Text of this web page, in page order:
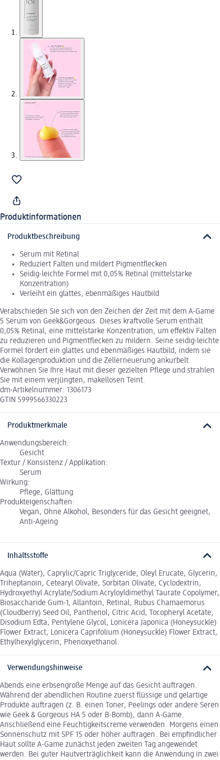
Produktinformationen
Produktbeschreibung
Serum mit Retinal
Reduziert Falten und mildert Pigmentflecken
Seidig-leichte Formel mit 0,05% Retinal (mittelstarke
Konzentration)
Verleiht ein glattes, ebenmäßiges Hautbild
Verabschieden Sie sich von den Zeichen der Zeit mit dem A-Game
5 Serum von Geek&Gorgeous. Dieses kraftvolle Serum enthält
0,05% Retinal, eine mittelstarke Konzentration, um effektiv Falten
zu reduzieren und Pigmentflecken zu mildern. Seine seidig-leichte
Formel fördert ein glattes und ebenmäßiges Hautbild, indem sie
die Kollagenproduktion und die Zellerneuerung ankurbelt.
Verwöhnen Sie Ihre Haut mit dieser gezielten Pflege und strahlen
Sie mit einem verjüngten, makellosen Teint.
dm-Artikelnummer: 1306173
GTIN 5999566330223
Produktmerkmale
Anwendungsbereich:
Gesicht
Textur / Konsistenz / Applikation:
Serum
Wirkung:
Pflege, Glättung
Produkteigenschaften:
Vegan, Ohne Alkohol, Besonders für das Gesicht geeignet,
Anti-Ageing
Inhaltsstoffe
Aqua (Water), Caprylic/Capric Triglyceride, Oleyl Erucate, Glycerin,
Triheptanoin, Cetearyl Olivate, Sorbitan Olivate, Cyclodextrin,
Hydroxyethyl Acrylate/Sodium Acryloyldimethyl Taurate Copolymer,
Biosaccharide Gum-1, Allantoin, Retinal, Rubus Chamaemorus
(Cloudberry) Seed Oil, Panthenol, Citric Acid, Tocopheryl Acetate,
Disodium Edta, Pentylene Glycol, Lonicera Japonica (Honeysuckle)
Flower Extract, Lonicera Caprifolium (Honeysuckle) Flower Extract,
Ethylhexylglycerin, Phenoxyethanol.
Verwendungshinweise
Abends eine erbsengroße Menge auf das Gesicht auftragen.
Während der abendlichen Routine zuerst flüssige und gelartige
Produkte auftragen (z. B. einen Toner, Peelings oder andere Seren
wie Geek & Gorgeous HA 5 oder B-Bomb), dann A-Game.
Anschließend eine Feuchtigkeitscreme verwenden. Morgens einen
Sonnenschutz mit SPF 15 oder höher auftragen. Bei empfindlicher
Haut sollte A-Game zunächst jeden zweiten Tag angewendet
werden. Bei guter Hautverträglichkeit kann die Anwendung in zwei